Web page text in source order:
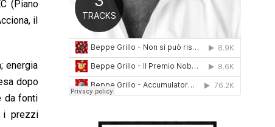
(Piano
il
energia
dopo
da fonti
i prezzi